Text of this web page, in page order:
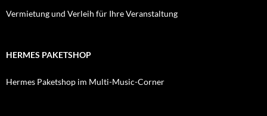
Vermietung und Verleih für Ihre Veranstaltung
HERMES PAKETSHOP
Hermes Paketshop im Multi-Music-Corner